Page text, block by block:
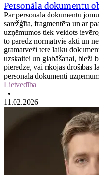
Personāla dokumentu
Par personāla dokumentu
sarežģīta, fragmentēta un ar
uzņēmumos tiek veidots
to paredz normatīvie akti un
grāmatveži tērē laiku
uzskaitei un glabāšanai, bieži
pieredzē, vai rīkojas drošības
personāla dokumenti
Lietvedība
•
11.02.2026